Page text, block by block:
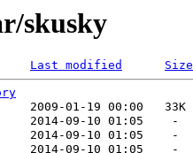
skusky
Last modified Size